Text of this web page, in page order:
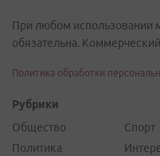
При любом использовании
обязательна.
Политика обработки
Рубрики
Общество
Политика
Спорт